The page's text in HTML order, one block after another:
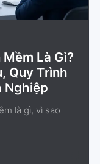
Là Gì?
Quy Trình
Nghiệp
là gì, vì sao